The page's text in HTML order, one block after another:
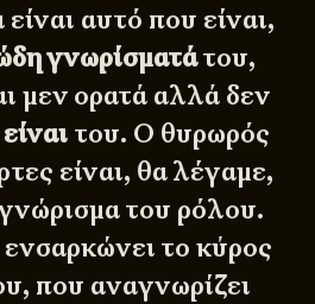
αυτό που είναι,
γνωρίσματάτου,
μεν ορατά αλλά δεν
είναι του. Ο θυρωρός
είναι, θα λέγαμε,
του ρόλου.
το κύρος
που αναγνωρίζει